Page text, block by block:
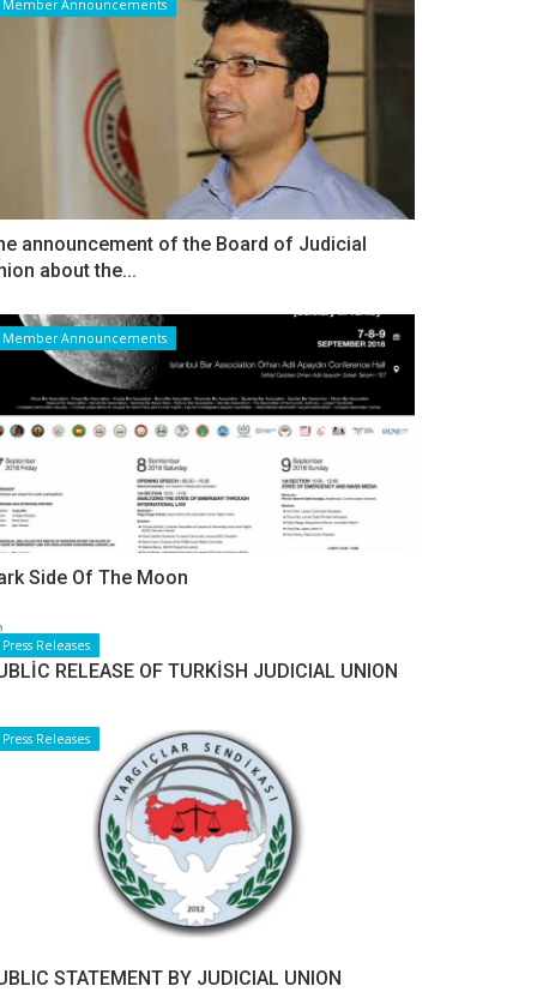
Member Announcements
announcement of the Board of Judicial
about the...
Member Announcements
Side Of The Moon
Press Releases
RELEASE OF TURKİSH JUDICIAL UNION
Press Releases
STATEMENT BY JUDICIAL UNION